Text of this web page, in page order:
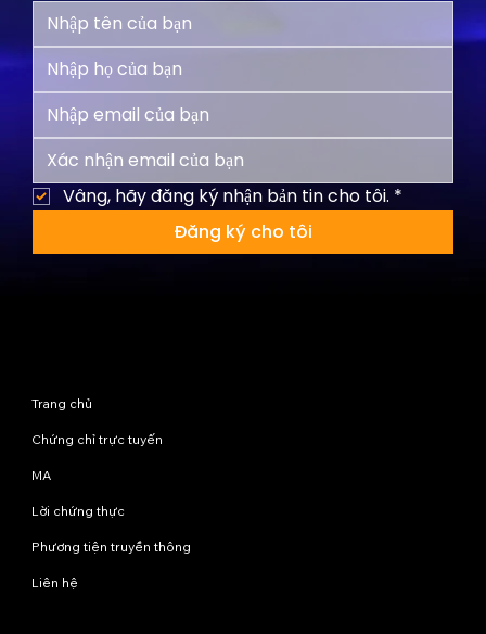
Vâng, hãy đăng ký nhận bản tin cho tôi. *
Đăng ký cho tôi
Trang chủ
Chứng chỉ trực tuyến
MA
Lời chứng thực
Phương tiện truyền thông
Liên hệ